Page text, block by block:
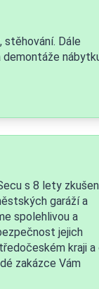
stěhování. Dále
s 8 lety
garáží a
spolehlivou a
jejich
kraji a
zakázce Vám